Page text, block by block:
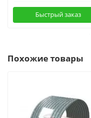
Быстрый заказ
Похожие товары